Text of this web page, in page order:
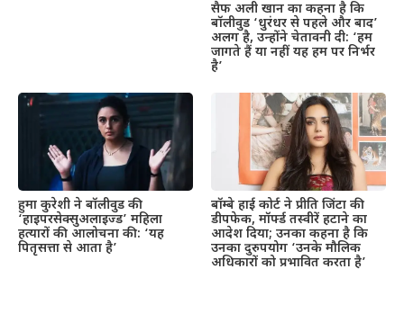
सैफ अली खान का कहना है कि
बॉलीवुड ‘धुरंधर से पहले और बाद’
अलग है, उन्होंने चेतावनी दी: ‘हम
जागते हैं या नहीं यह हम पर निर्भर
है’
हुमा कुरेशी ने बॉलीवुड की
‘हाइपरसेक्सुअलाइज्ड’ महिला
हत्यारों की आलोचना की: ‘यह
पितृसत्ता से आता है’
बॉम्बे हाई कोर्ट ने प्रीति जिंटा की
डीपफेक, मॉर्फ्ड तस्वीरें हटाने का
आदेश दिया; उनका कहना है कि
उनका दुरुपयोग ‘उनके मौलिक
अधिकारों को प्रभावित करता है’